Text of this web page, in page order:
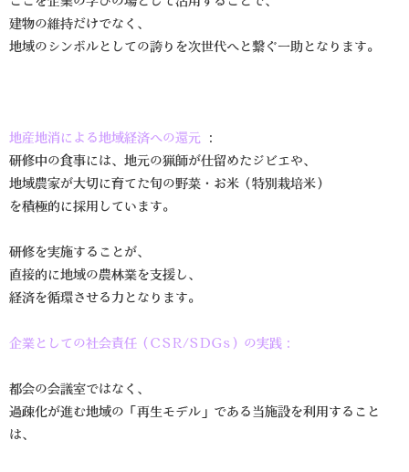
建物の維持だけでなく、
地域のシンボルとしての誇りを次世代へと繋ぐ一助となります。
地産地消による地域経済への還元 ：
研修中の食事には、地元の猟師が仕留めたジビエや、
地域農家が大切に育てた旬の野菜・お米（特別栽培米）
を積極的に採用しています。
研修を実施することが、
直接的に地域の農林業を支援し、
経済を循環させる力となります。
企業としての社会責任（CSR/SDGs）の実践：
都会の会議室ではなく、
過疎化が進む地域の「再生モデル」である当施設を利用すること
は、